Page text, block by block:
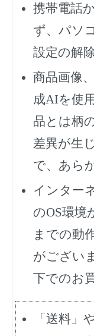
携帯電話
ず、 パソ
設定の解
商品画像
成AIを使
品とは柄
差異が生
で、あら
インター
のOS環境
までの動
がござい
下でのお
「送料」